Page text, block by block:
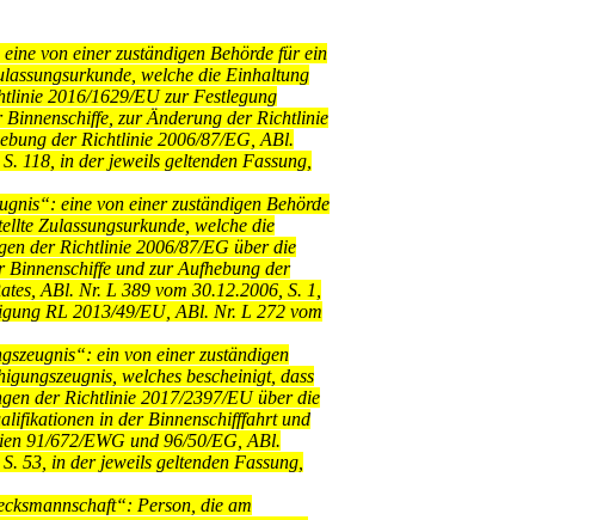
eine von einer zuständigen Behörde für ein
welche die Einhaltung
2016/1629/EU zur Festlegung
Binnenschiffe, zur Änderung der Richtlinie
der Richtlinie 2006/87/EG, ABl.
118, in der jeweils geltenden Fassung,
eine von einer zuständigen Behörde
Zulassungsurkunde, welche die
der Richtlinie 2006/87/EG über die
Binnenschiffe und zur Aufhebung der
ABl. Nr. L 389 vom 30.12.2006, S. 1,
RL 2013/49/EU, ABl. Nr. L 272 vom
ein von einer zuständigen
welches bescheinigt, dass
der Richtlinie 2017/2397/EU über die
in der Binnenschifffahrt und
91/672/EWG und 96/50/EG, ABl.
53, in der jeweils geltenden Fassung,
Person, die am